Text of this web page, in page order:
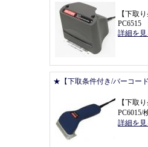
【下取
PC6515
詳細を
★【下取条件付き/バーコー
【下取
PC6015/
詳細を